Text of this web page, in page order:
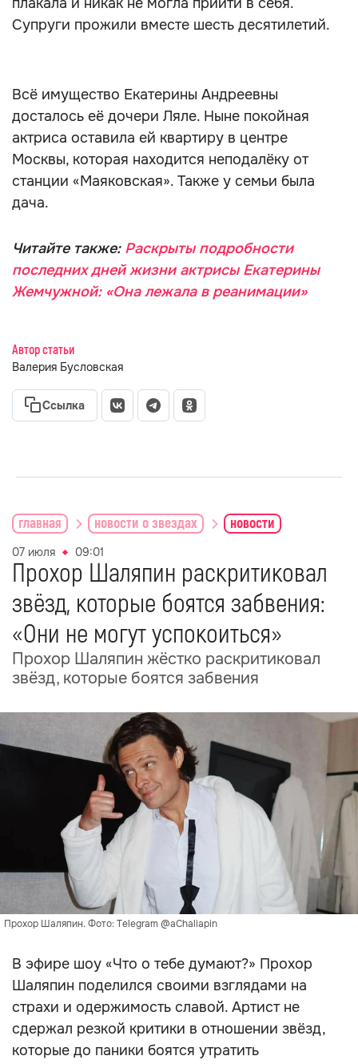
Супруги прожили вместе шесть десятилетий.
Всё имущество Екатерины Андреевны
досталось её дочери Ляле. Ныне покойная
актриса оставила ей квартиру в центре
Москвы, которая находится неподалёку от
станции «Маяковская». Также у семьи была
дача.
Читайте также: Раскрыты подробности
последних дней жизни актрисы Екатерины
Жемчужной: «Она лежала в реанимации»
Автор статьи
Валерия Бусловская
Ссылка
главная новости о звездах новости
07 июля 09:01
Прохор Шаляпин раскритиковал
звёзд, которые боятся забвения:
«Они не могут успокоиться»
Прохор Шаляпин жёстко раскритиковал
звёзд, которые боятся забвения
Прохор Шаляпин. Фото: Telegram @aChaliapin
В эфире шоу «Что о тебе думают?» Прохор
Шаляпин поделился своими взглядами на
страхи и одержимость славой. Артист не
сдержал резкой критики в отношении звёзд,
которые до паники боятся утратить